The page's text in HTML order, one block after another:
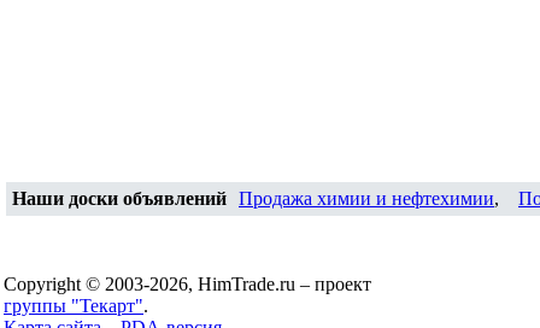
Наши доски объявлений Продажа химии и нефтехимии,
Copyright © 2003-2026, HimTrade.ru – проект
группы "Текарт".